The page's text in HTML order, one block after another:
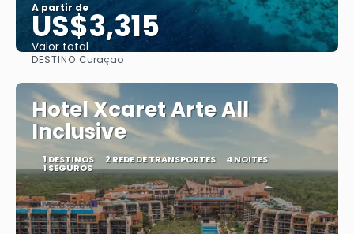
A partir de
US$3,315
Valor total
DESTINO:Curaçao
Hotel Xcaret Arte All
Inclusive
1 DESTINOS 2 REDE DE TRANSPORTES 4 NOITES
1 SEGUROS